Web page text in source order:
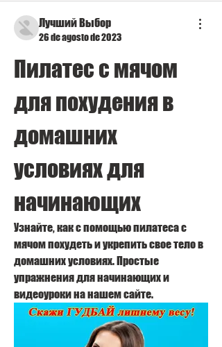
Лучший Выбор
26 de agosto de 2023
Пилатес с мячом
для похудения в
домашних
условиях для
начинающих
Узнайте, как с помощью пилатеса с
мячом похудеть и укрепить свое тело в
домашних условиях. Простые
упражнения для начинающих и
видеоуроки на нашем сайте.